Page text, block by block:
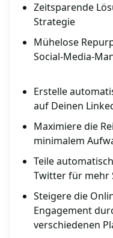
Zeitsparende
Strategie
Mühelose
Social-Media-
Erstelle
auf Deinen
Maximiere die
minimalem
Teile
Twitter für mehr
Steigere die
Engagement
verschiedenen